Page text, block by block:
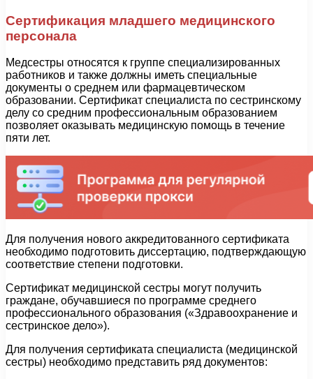
Сертификация младшего медицинского
персонала
Медсестры относятся к группе специализированных
работников и также должны иметь специальные
документы о среднем или фармацевтическом
образовании. Сертификат специалиста по сестринскому
делу со средним профессиональным образованием
позволяет оказывать медицинскую помощь в течение
пяти лет.
Для получения нового аккредитованного сертификата
необходимо подготовить диссертацию, подтверждающую
соответствие степени подготовки.
Сертификат медицинской сестры могут получить
граждане, обучавшиеся по программе среднего
профессионального образования («Здравоохранение и
сестринское дело»).
Для получения сертификата специалиста (медицинской
сестры) необходимо представить ряд документов: